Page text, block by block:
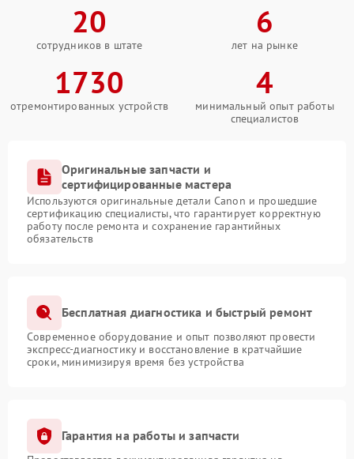
20
сотрудников в штате
6
лет на рынке
1730
отремонтированных устройств
4
минимальный опыт работы
специалистов
Оригинальные запчасти и
сертифицированные мастера
Используются оригинальные детали Canon и прошедшие
сертификацию специалисты, что гарантирует корректную
работу после ремонта и сохранение гарантийных
обязательств
Бесплатная диагностика и быстрый ремонт
Современное оборудование и опыт позволяют провести
экспресс-диагностику и восстановление в кратчайшие
сроки, минимизируя время без устройства
Гарантия на работы и запчасти